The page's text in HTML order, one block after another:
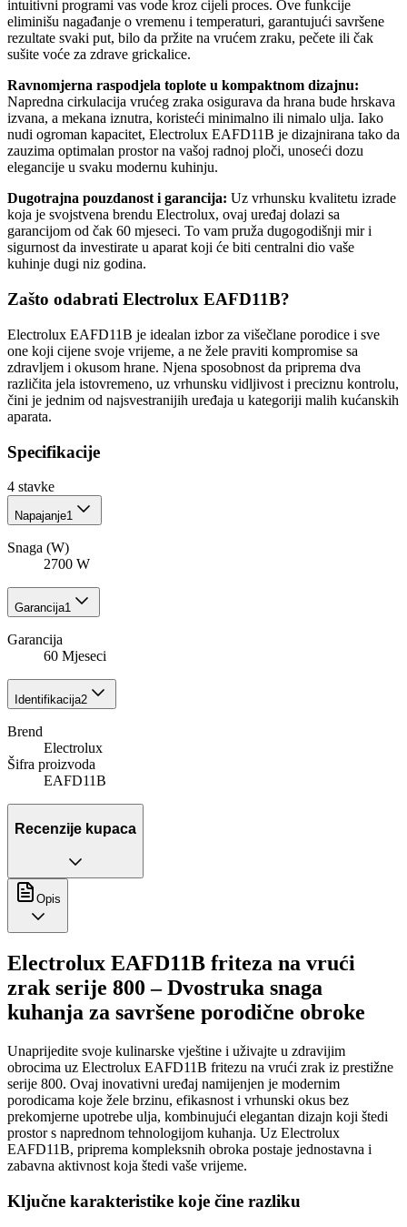
intuitivni programi vas vode kroz cijeli proces. Ove funkcije
eliminišu nagađanje o vremenu i temperaturi, garantujući savršene
rezultate svaki put, bilo da pržite na vrućem zraku, pečete ili čak
sušite voće za zdrave grickalice.
Ravnomjerna raspodjela toplote u kompaktnom dizajnu:
Napredna cirkulacija vrućeg zraka osigurava da hrana bude hrskava
izvana, a mekana iznutra, koristeći minimalno ili nimalo ulja. Iako
nudi ogroman kapacitet, Electrolux EAFD11B je dizajnirana tako da
zauzima optimalan prostor na vašoj radnoj ploči, unoseći dozu
elegancije u svaku modernu kuhinju.
Dugotrajna pouzdanost i garancija: Uz vrhunsku kvalitetu izrade
koja je svojstvena brendu Electrolux, ovaj uređaj dolazi sa
garancijom od čak 60 mjeseci. To vam pruža dugogodišnji mir i
sigurnost da investirate u aparat koji će biti centralni dio vaše
kuhinje dugi niz godina.
Zašto odabrati Electrolux EAFD11B?
Electrolux EAFD11B je idealan izbor za višečlane porodice i sve
one koji cijene svoje vrijeme, a ne žele praviti kompromise sa
zdravljem i okusom hrane. Njena sposobnost da priprema dva
različita jela istovremeno, uz vrhunsku vidljivost i preciznu kontrolu,
čini je jednim od najsvestranijih uređaja u kategoriji malih kućanskih
aparata.
Specifikacije
4 stavke
Napajanje1
Snaga (W)
2700 W
Garancija1
Garancija
60 Mjeseci
Identifikacija2
Brend
Electrolux
Šifra proizvoda
EAFD11B
Recenzije kupaca
Opis
Electrolux EAFD11B friteza na vrući
zrak serije 800 – Dvostruka snaga
kuhanja za savršene porodične obroke
Unaprijedite svoje kulinarske vještine i uživajte u zdravijim
obrocima uz Electrolux EAFD11B fritezu na vrući zrak iz prestižne
serije 800. Ovaj inovativni uređaj namijenjen je modernim
porodicama koje žele brzinu, efikasnost i vrhunski okus bez
prekomjerne upotrebe ulja, kombinujući elegantan dizajn koji štedi
prostor s naprednom tehnologijom kuhanja. Uz Electrolux
EAFD11B, priprema kompleksnih obroka postaje jednostavna i
zabavna aktivnost koja štedi vaše vrijeme.
Ključne karakteristike koje čine razliku